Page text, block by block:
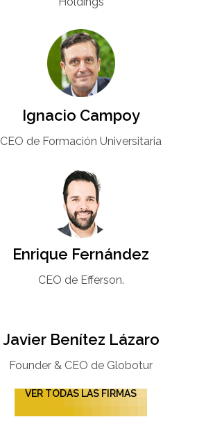
Ignacio Campoy​
CEO de Formación Universitaria​
Enrique Fernández
CEO de Efferson.
Javier Benítez Lázaro
Founder & CEO de Globotur​
VER TODAS LAS FIRMAS